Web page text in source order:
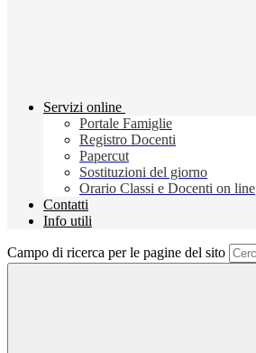
Servizi online
Portale Famiglie
Registro Docenti
Papercut
Sostituzioni del giorno
Orario Classi e Docenti on line
Contatti
Info utili
Campo di ricerca per le pagine del sito